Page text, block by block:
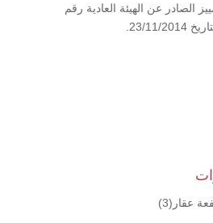
الصادر عن الهيئة العادية رقم
عقار (3)